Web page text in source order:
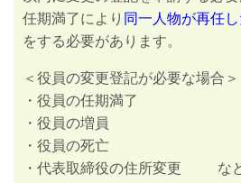
任期満了により 同一人物が再任
をする必要があります。
＜役員の変更登記が必要な場合＞
・役員の任期満了
・役員の増員
・役員の死亡
・代表取締役の住所変更 な